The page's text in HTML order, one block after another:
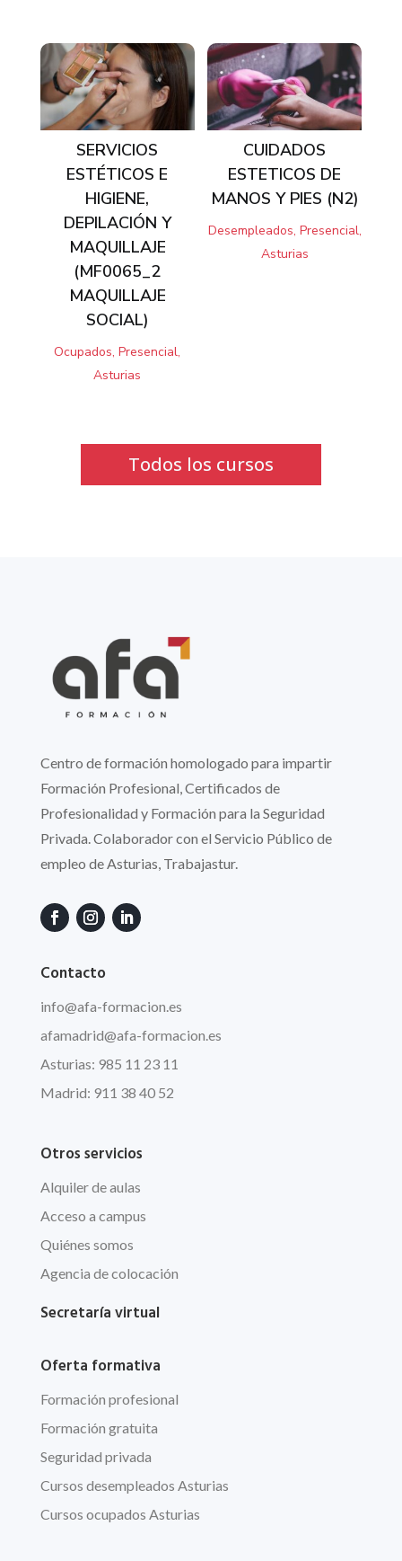
SERVICIOS
ESTÉTICOS E
HIGIENE,
DEPILACIÓN Y
MAQUILLAJE
(MF0065_2
MAQUILLAJE
SOCIAL)
Ocupados, Presencial,
Asturias
CUIDADOS
ESTETICOS DE
MANOS Y PIES (N2)
Desempleados, Presencial,
Asturias
Todos los cursos
Centro de formación homologado para impartir
Formación Profesional, Certificados de
Profesionalidad y Formación para la Seguridad
Privada. Colaborador con el Servicio Público de
empleo de Asturias, Trabajastur.
Contacto
info@afa-formacion.es
afamadrid@afa-formacion.es
Asturias: 985 11 23 11
Madrid: 911 38 40 52
Otros servicios
Alquiler de aulas
Acceso a campus
Quiénes somos
Agencia de colocación
Secretaría virtual
Oferta formativa
Formación profesional
Formación gratuita
Seguridad privada
Cursos desempleados Asturias
Cursos ocupados Asturias